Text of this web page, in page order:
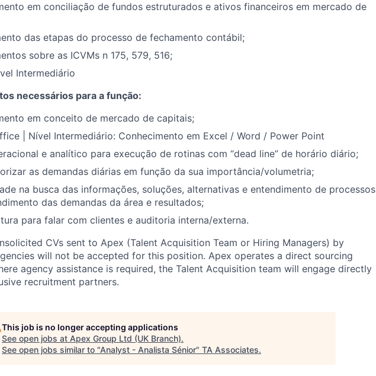
em conciliação de fundos estruturados e ativos financeiros em mercado de
das etapas do processo de fechamento contábil;
sobre as ICVMs n 175, 579, 516;
Intermediário
necessários para a função:
em conceito de mercado de capitais;
| Nível Intermediário: Conhecimento em Excel / Word / Power Point
e analítico para execução de rotinas com “dead line” de horário diário;
as demandas diárias em função da sua importância/volumetria;
na busca das informações, soluções, alternativas e entendimento de processos
das demandas da área e resultados;
para falar com clientes e auditoria interna/externa.
CVs sent to Apex (Talent Acquisition Team or Hiring Managers) by
will not be accepted for this position. Apex operates a direct sourcing
agency assistance is required, the Talent Acquisition team will engage directly
recruitment partners.
This job is no longer accepting applications
See open jobs at Apex Group Ltd (UK Branch).
See open jobs similar to "Analyst - Analista Sénior" TA Associates.